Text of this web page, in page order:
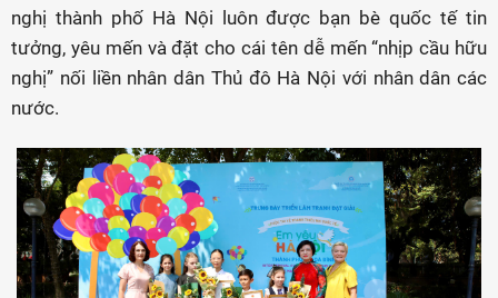
nghị thành phố Hà Nội luôn được bạn bè quốc tế tin
tưởng, yêu mến và đặt cho cái tên dễ mến “nhịp cầu hữu
nghị” nối liền nhân dân Thủ đô Hà Nội với nhân dân các
nước.